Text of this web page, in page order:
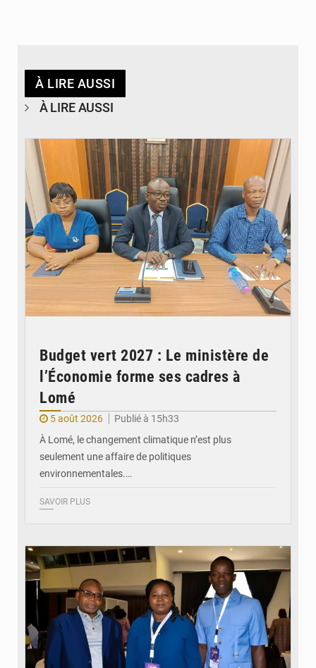
À LIRE AUSSI
À LIRE AUSSI
Budget vert 2027 : Le ministère de
l’Économie forme ses cadres à
Lomé
5 août 2026
Publié à 15h33
À Lomé, le changement climatique n’est plus
seulement une affaire de politiques
environnementales.…
SAVOIR PLUS